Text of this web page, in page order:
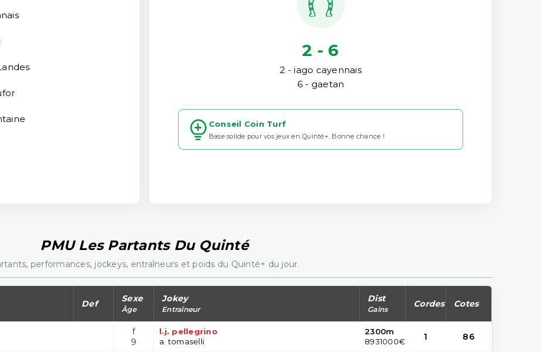
2 - 6
2 - iago cayennais
6 - gaetan
Conseil Coin Turf
Base solide pour vos jeux en Quinté+. Bonne chance !
PMU Les Partants Du Quinté
performances, jockeys, entraîneurs et poids du Quinté+ du jour.
Def Sexe
Âge
Jokey
Entraîneur
Dist
Gains
Cordes Cotes
f
9
l.j. pellegrino
a. tomaselli
2300m
8931000€
1 86